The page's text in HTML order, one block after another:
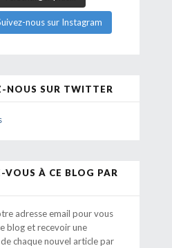
nous sur Instagram
NOUS SUR TWITTER
VOUS À CE BLOG PAR
adresse email pour vous
blog et recevoir une
chaque nouvel article par